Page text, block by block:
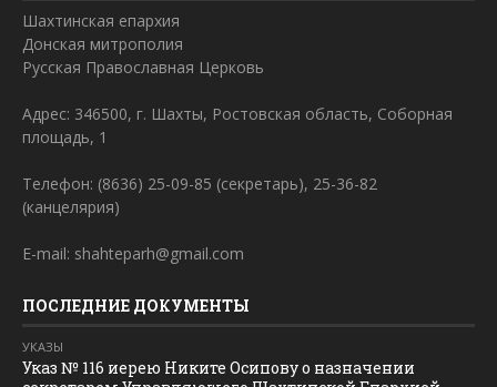
Шахтинская епархия
Донская митрополия
Русская Православная Церковь
Адрес: 346500, г. Шахты, Ростовская область, Соборная
площадь, 1
Телефон: (8636) 25-09-85 (секретарь), 25-36-82
(канцелярия)
E-mail: shahteparh@gmail.com
ПОСЛЕДНИЕ ДОКУМЕНТЫ
УКАЗЫ
Указ № 116 иерею Никите Осипову о назначении